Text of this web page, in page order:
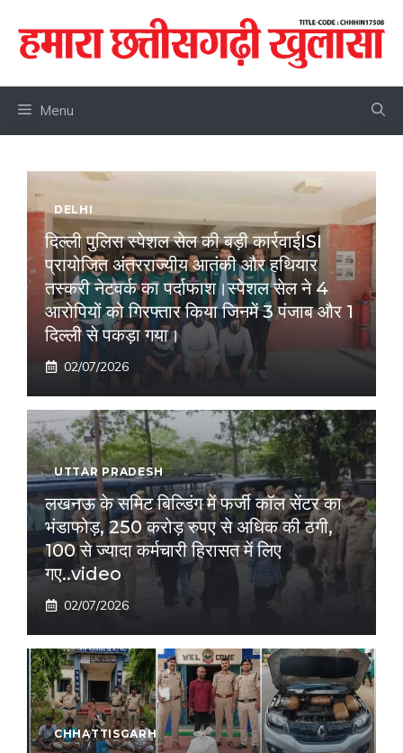
content
Menu
DELHI
दिल्ली पुलिस स्पेशल सेल की बड़ी कार्रवाईISI
प्रायोजित अंतरराज्यीय आतंकी और हथियार
तस्करी नेटवर्क का पर्दाफाश।स्पेशल सेल ने 4
आरोपियों को गिरफ्तार किया जिनमें 3 पंजाब और 1
दिल्ली से पकड़ा गया।
02/07/2026
UTTAR PRADESH
लखनऊ के समिट बिल्डिंग में फर्जी कॉल सेंटर का
भंडाफोड़, 250 करोड़ रुपए से अधिक की ठगी,
100 से ज्यादा कर्मचारी हिरासत में लिए
गए..video
02/07/2026
CHHATTISGARH